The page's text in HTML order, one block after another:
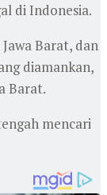
di Indonesia.
Barat, dan
diamankan,
Barat.
mencari